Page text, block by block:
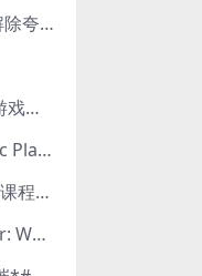
夸克网盘直链下载 解除夸克网盘下载限制 油猴脚本
2000个 steam共享游戏账号 离线steam账号分享
史前星球 Prehistoric Planet (2022) 中字 1080p 高清 阿里云盘 2022.5.27已更新全集
洋葱学院中小学免费课程集合 云盘下载
黑豹2 Black Panther: Wakanda Forever (2022) 高清版